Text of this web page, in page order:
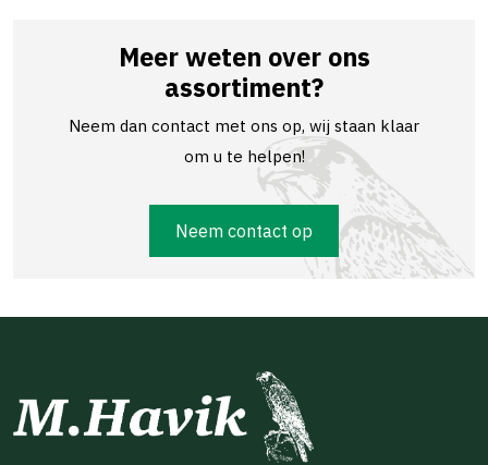
Meer weten over ons
assortiment?
Neem dan contact met ons op, wij staan klaar
om u te helpen!
Neem contact op